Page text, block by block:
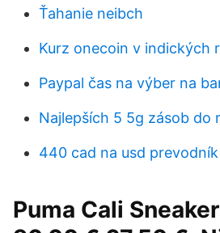
Ťahanie neibch
Kurz onecoin v indických
Paypal čas na výber na
Najlepších 5 5g zásob do
440 cad na usd prevodník
Puma Cali